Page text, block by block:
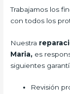
Trabajamos los
con todos los
Nuestra
Maria, es
siguientes
Revisión